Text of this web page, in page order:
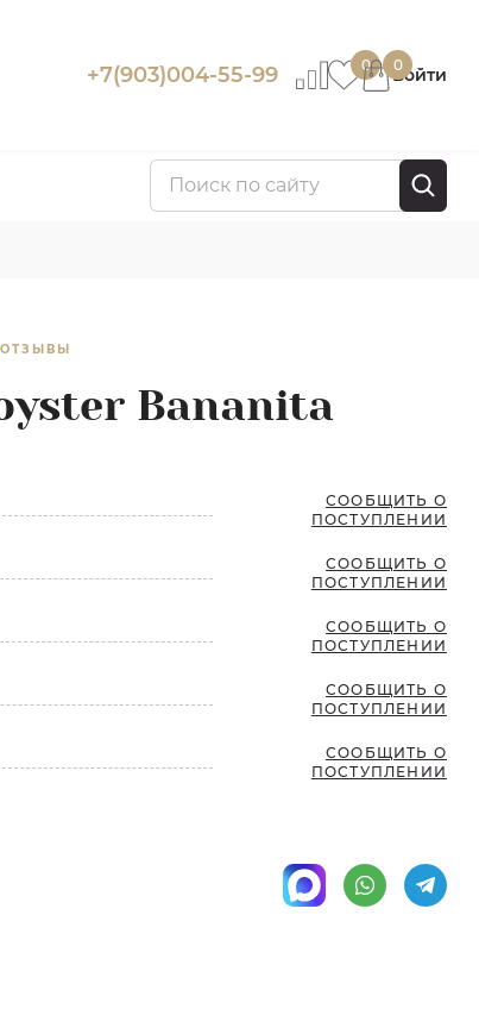
+7(903)004-55-99 0 0
Войти
ОТЗЫВЫ
Bananita
СООБЩИТЬ О
ПОСТУПЛЕНИИ
СООБЩИТЬ О
ПОСТУПЛЕНИИ
СООБЩИТЬ О
ПОСТУПЛЕНИИ
СООБЩИТЬ О
ПОСТУПЛЕНИИ
СООБЩИТЬ О
ПОСТУПЛЕНИИ